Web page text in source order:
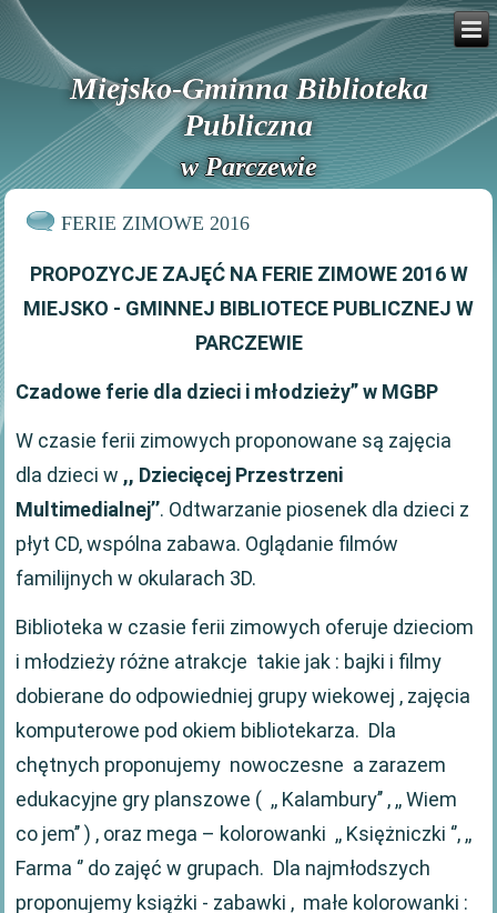
Miejsko-Gminna Biblioteka
Publiczna
w Parczewie
FERIE ZIMOWE 2016
PROPOZYCJE ZAJĘĆ NA FERIE ZIMOWE 2016 W
MIEJSKO - GMINNEJ BIBLIOTECE PUBLICZNEJ W
PARCZEWIE
Czadowe ferie dla dzieci i młodzieży” w MGBP
W czasie ferii zimowych proponowane są zajęcia
dla dzieci w ,, Dziecięcej Przestrzeni
Multimedialnej’’. Odtwarzanie piosenek dla dzieci z
płyt CD, wspólna zabawa. Oglądanie filmów
familijnych w okularach 3D.
Biblioteka w czasie ferii zimowych oferuje dzieciom
i młodzieży różne atrakcje takie jak : bajki i filmy
dobierane do odpowiedniej grupy wiekowej , zajęcia
komputerowe pod okiem bibliotekarza. Dla
chętnych proponujemy nowoczesne a zarazem
edukacyjne gry planszowe ( ,, Kalambury’’ , ,, Wiem
co jem’’ ) , oraz mega – kolorowanki ,, Księżniczki ‘’, ,,
Farma ‘’ do zajęć w grupach. Dla najmłodszych
proponujemy książki - zabawki , małe kolorowanki :